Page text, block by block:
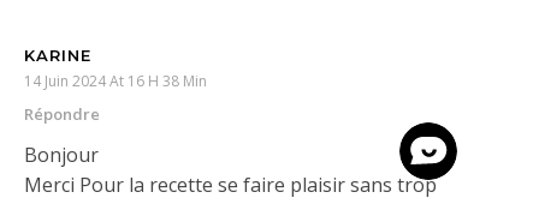
KARINE
14 Juin 2024 At 16 H 38 Min
Répondre
Bonjour
Merci Pour la recette se faire plaisir sans trop